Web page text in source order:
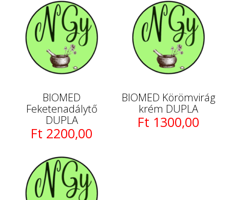
BIOMED
Feketenadálytő
DUPLA
Ft 2200,00
BIOMED Körömvirág
krém DUPLA
Ft 1300,00